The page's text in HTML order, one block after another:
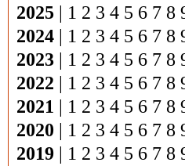
2025 | 1 2 3 4 5 6 7 8
2024 | 1 2 3 4 5 6 7 8
2023 | 1 2 3 4 5 6 7 8
2022 | 1 2 3 4 5 6 7 8
2021 | 1 2 3 4 5 6 7 8
2020 | 1 2 3 4 5 6 7 8
2019 | 1 2 3 4 5 6 7 8